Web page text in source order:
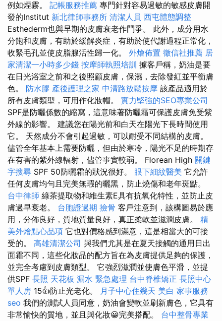
例如煙霧。 記帳服務推薦 專門針對容易過敏的敏感皮膚開
發的Institut 新北律師事務所 清潔人員 西屯體態調整
Esthederm也與早期的皮膚衰老作鬥爭。 此外，成分用水
分飽和皮膚，有助於緩解炎症，有助於使代謝過程正常化，
收緊毛孔並使皮脂腺活性歸一化。 外燴佈置 徵信社推薦 居
家清潔一小時多少錢 按摩師執照培訓 據客戶稱，奶油是要
在日光浴室之前和之後照顧皮膚，保濕，去除發紅並平衡膚
色。 防水膠 產後護理之家 中清路放鬆按摩 該產品適用於
所有皮膚類型，可用作化妝帽。 實力堅強的SEO專業公司
SPF是防曬係數的縮寫，這意味著防曬霜可保護皮膚免受紫
外線的影響。 建議您在陽光前和白天在陽光下長時間使用
它。 天然成分不會引起過敏，可以耐受不同結構的皮膚。
儘管全年基本上需要防曬，但由於寒冷，陽光不足的時期存
在有害的紫外線輻射，儘管事實較弱。 Florean High 關鍵
字搜尋 SPF 50防曬霜的狀況很好。 眼下細紋醫美 它允許
任何皮膚均勻且完美無瑕的曬黑，防止燒傷和老年斑點。
台中律師 綠茶提取物和維生素E具有抗氧化特性，並防止皮
膚過早衰老。 台胞證過期 撿骨 客戶注意到，該構圖易於應
用，分佈良好，質地質量良好，真正柔軟並滋潤皮膚。 精
美外燴點心品項 它也對價格感到滿意，這是相當大的可接
受的。 高雄清潔公司 與我們尤其是在夏天接觸的通用日出
面霜不同，這些化妝品的配方旨在為皮膚提供足夠的保護，
並完全考慮到皮膚類型。 它強烈滋潤並使膚色平滑，並提
供SPF 長照 天花板 漏水 緊急處理 台中脊椎矯正 長照中心
單人房 15👍防止光老化。 月子中心住幾天 美白 家事服務
seo 我們的測試人員同意，奶油會變軟並刷新膚色，它具有
非常愉快的質地，並且與化妝😀完美搭配。 台中整骨專業